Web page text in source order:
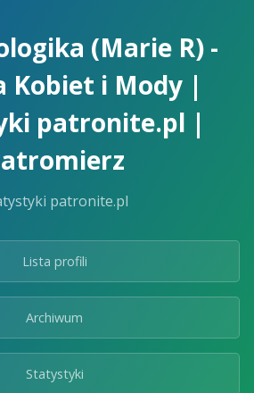
(Marie R) -
Kobiet i Mody |
patronite.pl |
patronite.pl
Lista profili
Archiwum
Statystyki